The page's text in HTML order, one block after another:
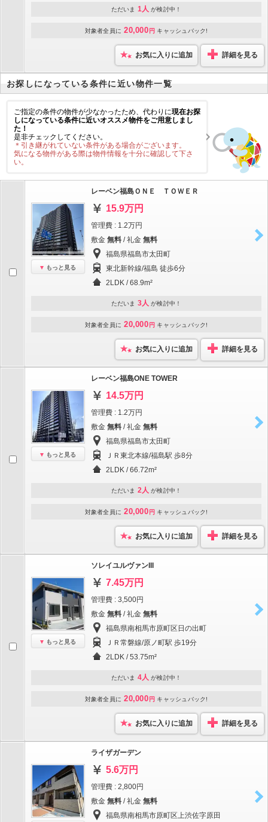
ただいま 1人 が検討中！
対象者全員に 20,000 円 キャッシュバック!
お気に入りに追加 詳細を見る
お探しになっている条件に近い物件一覧
ご指定の条件の物件が少なかったため、代わりに現在お探
しになっている条件に近いオススメ物件をご用意しまし
た！
是非チェックしてください。
＊引き継がれていない条件がある場合がございます。
気になる物件がある際は物件情報を十分に確認して下さ
い。
もっと見る
レーベン福島ＯＮＥ ＴＯＷＥＲ
15.9万円
管理費 : 1.2万円
敷金 無料 / 礼金 無料
福島県福島市太田町
東北新幹線/福島 徒歩6分
2LDK / 68.9m²
ただいま 3人 が検討中！
対象者全員に 20,000 円 キャッシュバック!
お気に入りに追加 詳細を見る
もっと見る
レーベン福島ONE TOWER
14.5万円
管理費 : 1.2万円
敷金 無料 / 礼金 無料
福島県福島市太田町
ＪＲ東北本線/福島駅 歩8分
2LDK / 66.72m²
ただいま 2人 が検討中！
対象者全員に 20,000 円 キャッシュバック!
お気に入りに追加 詳細を見る
もっと見る
ソレイユルヴァンIII
7.45万円
管理費 : 3,500円
敷金 無料 / 礼金 無料
福島県南相馬市原町区日の出町
ＪＲ常磐線/原ノ町駅 歩19分
2LDK / 53.75m²
ただいま 4人 が検討中！
対象者全員に 20,000 円 キャッシュバック!
お気に入りに追加 詳細を見る
ライザガーデン
5.6万円
管理費 : 2,800円
敷金 無料 / 礼金 無料
福島県南相馬市原町区上渋佐字原田